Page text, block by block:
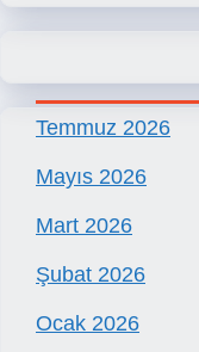
Temmuz 2026
Mayıs 2026
Mart 2026
Şubat 2026
Ocak 2026